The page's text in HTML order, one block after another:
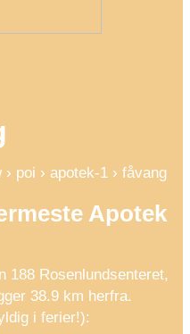
poi › apotek-1 › fåvang
Apotek
188 Rosenlundsenteret,
38.9 km herfra.
i ferier!):